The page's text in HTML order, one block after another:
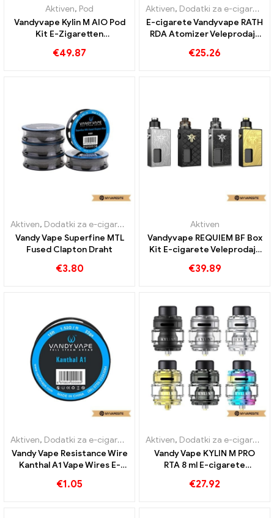
Aktiven, Pod
Vandyvape Kylin M AIO Pod
Kit E-Zigaretten
€49.87
Aktiven, Dodatki za e-cigarete
E-cigarete Vandyvape RATH
RDA Atomizer Veleprodaja
€25.26
Aktiven, Dodatki za e-cigarete
Vandy Vape Superfine MTL
Fused Clapton Draht
€3.80
Aktiven
Vandyvape REQUIEM BF Box
Kit E-cigarete Veleprodaja
€39.89
Aktiven, Dodatki za e-cigarete
Vandy Vape Resistance Wire
Kanthal A1 Vape Wires E-
Custom
€1.05
Aktiven, Dodatki za e-cigarete
Vandy Vape KYLIN M PRO
RTA 8 ml E-cigarete
€27.92